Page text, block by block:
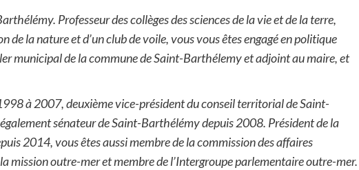
Professeur des collèges des sciences de la vie et de la terre,
de la nature et d’un club de voile, vous vous êtes engagé en politique
municipal de la commune de Saint-Barthélemy et adjoint au maire, et
à 2007, deuxième vice-président du conseil territorial de Saint-
sénateur de Saint-Barthélémy depuis 2008. Président de la
2014, vous êtes aussi membre de la commission des affaires
mission outre-mer et membre de l’Intergroupe parlementaire outre-mer.